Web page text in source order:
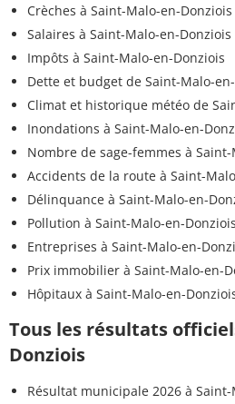
Crèches à Saint-Malo-en-Donziois
Salaires à Saint-Malo-en-Donziois
Impôts à Saint-Malo-en-Donziois
Dette et budget de Saint-Malo-
Climat et historique météo de
Inondations à Saint-Malo-en-
Nombre de sage-femmes à
Accidents de la route à Saint-
Délinquance à Saint-Malo-en-
Pollution à Saint-Malo-en-Donziois
Entreprises à Saint-Malo-en-
Prix immobilier à Saint-Malo-en-
Hôpitaux à Saint-Malo-en-
Tous les résultats
Donziois
Résultat municipale 2026 à